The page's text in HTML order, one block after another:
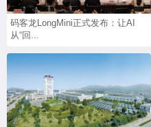
码客龙LongMini正式发布：让AI
从“回...